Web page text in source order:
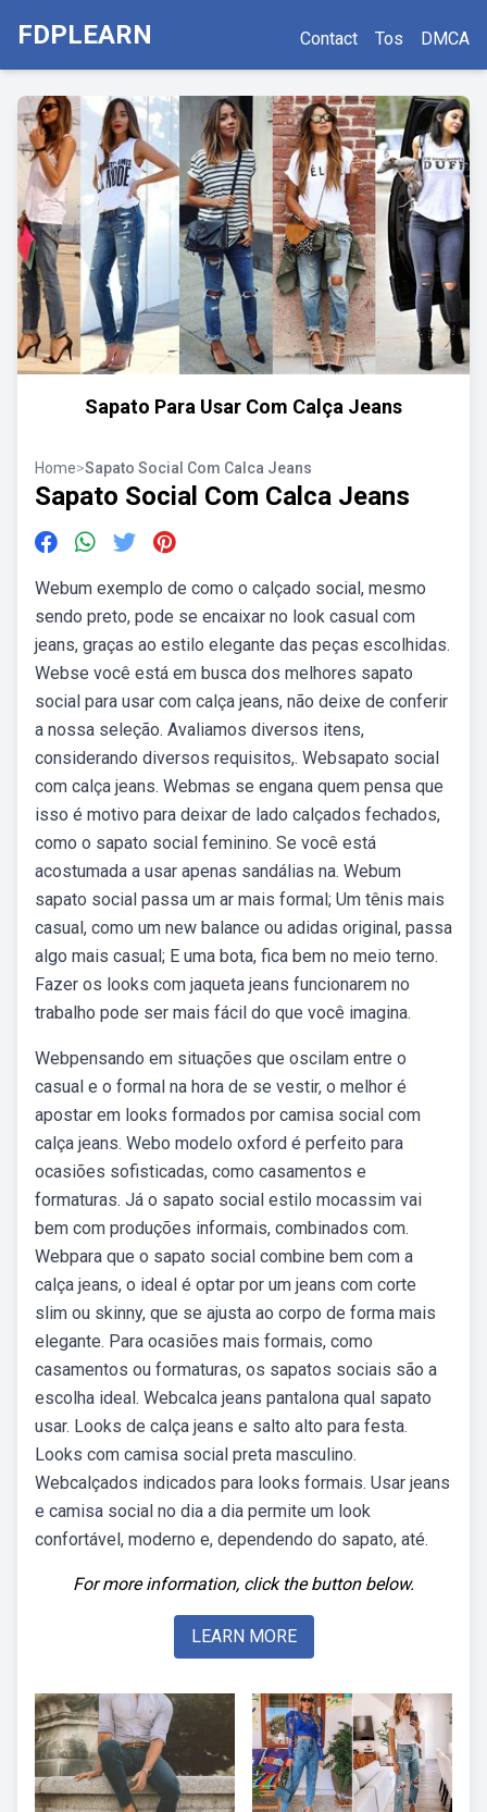
FDPLEARN Contact Tos DMCA
Sapato Para Usar Com Calça Jeans
Home>Sapato Social Com Calca Jeans
Sapato Social Com Calca Jeans
Webum exemplo de como o calçado social, mesmo
sendo preto, pode se encaixar no look casual com
jeans, graças ao estilo elegante das peças escolhidas.
Webse você está em busca dos melhores sapato
social para usar com calça jeans, não deixe de conferir
a nossa seleção. Avaliamos diversos itens,
considerando diversos requisitos,. Websapato social
com calça jeans. Webmas se engana quem pensa que
isso é motivo para deixar de lado calçados fechados,
como o sapato social feminino. Se você está
acostumada a usar apenas sandálias na. Webum
sapato social passa um ar mais formal; Um tênis mais
casual, como um new balance ou adidas original, passa
algo mais casual; E uma bota, fica bem no meio terno.
Fazer os looks com jaqueta jeans funcionarem no
trabalho pode ser mais fácil do que você imagina.
Webpensando em situações que oscilam entre o
casual e o formal na hora de se vestir, o melhor é
apostar em looks formados por camisa social com
calça jeans. Webo modelo oxford é perfeito para
ocasiões sofisticadas, como casamentos e
formaturas. Já o sapato social estilo mocassim vai
bem com produções informais, combinados com.
Webpara que o sapato social combine bem com a
calça jeans, o ideal é optar por um jeans com corte
slim ou skinny, que se ajusta ao corpo de forma mais
elegante. Para ocasiões mais formais, como
casamentos ou formaturas, os sapatos sociais são a
escolha ideal. Webcalca jeans pantalona qual sapato
usar. Looks de calça jeans e salto alto para festa.
Looks com camisa social preta masculino.
Webcalçados indicados para looks formais. Usar jeans
e camisa social no dia a dia permite um look
confortável, moderno e, dependendo do sapato, até.
For more information, click the button below.
LEARN MORE